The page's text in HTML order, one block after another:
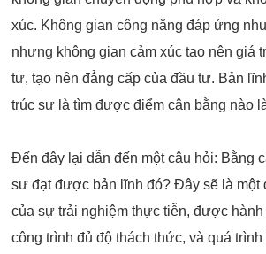
xúc. Không gian công năng đáp ứng
nhưng không gian cảm xúc tạo nên giá
tư, tạo nên đẳng cấp của đầu tư. Bản
trúc sư là tìm được điểm cân bằng nào
Đến đây lại dẫn đến một câu hỏi: Bằng
sư đạt được bản lĩnh đó? Đây sẽ là một
của sự trải nghiệm thực tiễn, được
công trình đủ độ thách thức, và quá